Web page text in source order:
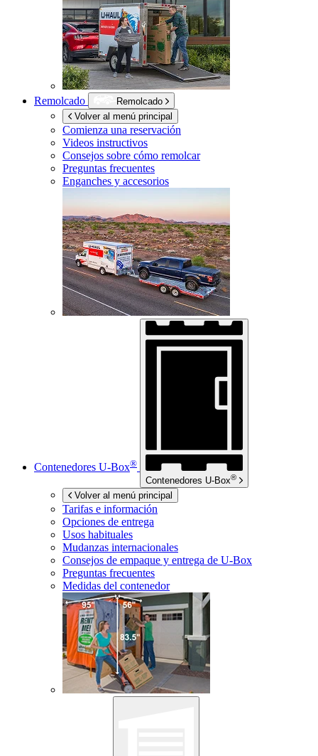
Remolcado
Remolcado
Volver al menú principal
Comienza una reservación
Videos instructivos
Consejos sobre cómo remolcar
Preguntas frecuentes
Enganches y accesorios
Contenedores U-Box®
Contenedores U-Box®
Volver al menú principal
Tarifas e información
Opciones de entrega
Usos habituales
Mudanzas internacionales
Consejos de empaque y entrega de U-Box
Preguntas frecuentes
Medidas del contenedor